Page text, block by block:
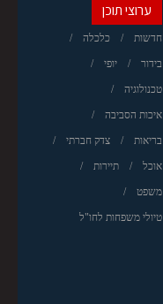
ערוצי תוכן
חדשות כלכלה
בידור יופי
טכנולוגיה
איכות הסביבה
בריאות צדק חברתי
אוכל תיירות
משפט
טיולי משפחות לחו"ל